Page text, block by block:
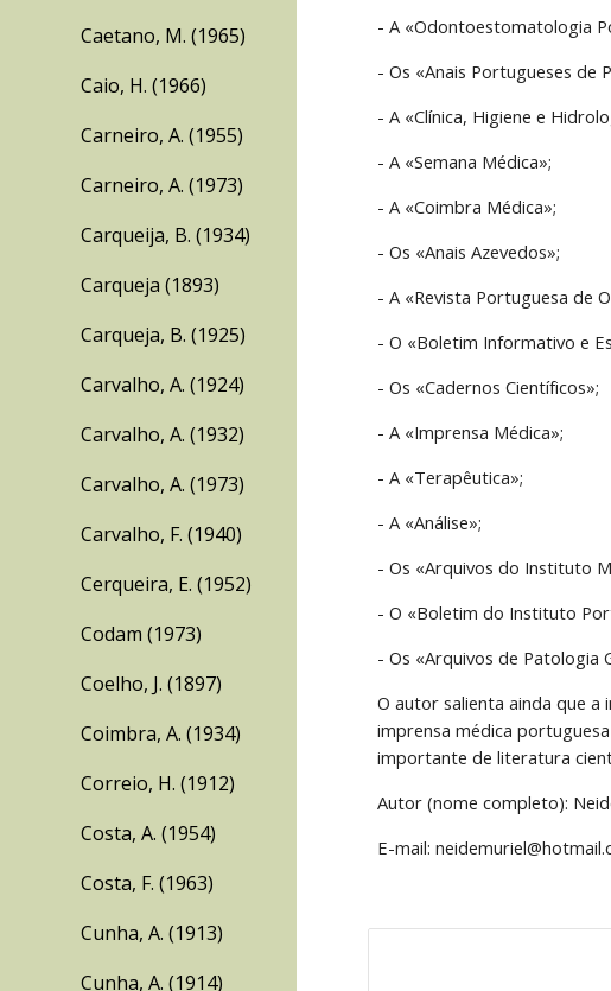
Caetano, M. (1965)
Caio, H. (1966)
Carneiro, A. (1955)
Carneiro, A. (1973)
Carqueija, B. (1934)
Carqueja (1893)
Carqueja, B. (1925)
Carvalho, A. (1924)
Carvalho, A. (1932)
Carvalho, A. (1973)
Carvalho, F. (1940)
Cerqueira, E. (1952)
Codam (1973)
Coelho, J. (1897)
Coimbra, A. (1934)
Correio, H. (1912)
Costa, A. (1954)
Costa, F. (1963)
Cunha, A. (1913)
Cunha, A. (1914)
- A «Odontoestomatologia
- Os «Anais Portugueses de
- A «Clínica, Higiene e
- A «Semana Médica»;
- A «Coimbra Médica»;
- Os «Anais Azevedos»;
- A «Revista Portuguesa de
- O «Boletim Informativo e
- Os «Cadernos Científicos»;
- A «Imprensa Médica»;
- A «Terapêutica»;
- A «Análise»;
- Os «Arquivos do Instituto
- O «Boletim do Instituto
- Os «Arquivos de Patologia
O autor salienta ainda que
imprensa médica
importante de literatura
Autor (nome completo):
E-mail: